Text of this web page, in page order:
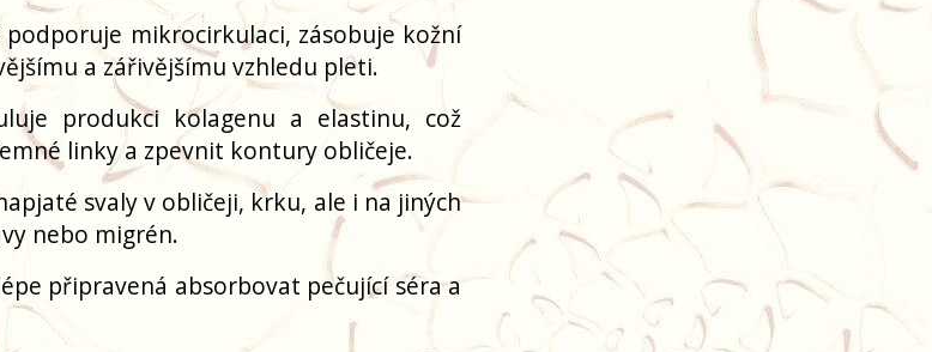
mikrocirkulaci, zásobuje kožní
a zářivějšímu vzhledu pleti.
produkci kolagenu a elastinu, což
linky a zpevnit kontury obličeje.
svaly v obličeji, krku, ale i na jiných
nebo migrén.
připravená absorbovat pečující séra a